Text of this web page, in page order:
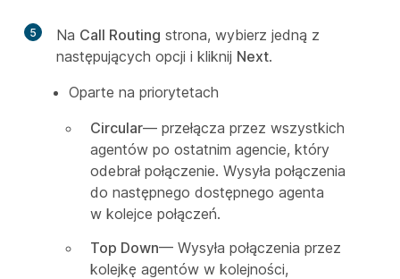
5 Na Call Routing strona, wybierz jedną z
następujących opcji i kliknij Next.
Oparte na priorytetach
Circular— przełącza przez wszystkich
agentów po ostatnim agencie, który
odebrał połączenie. Wysyła połączenia
do następnego dostępnego agenta
w kolejce połączeń.
Top Down— Wysyła połączenia przez
kolejkę agentów w kolejności,